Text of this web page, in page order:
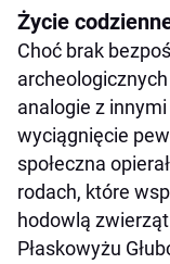
Życie
Choć brak
analogie z
wyciągnięcie
społeczna
rodach, które
hodowlą
Płaskowyżu